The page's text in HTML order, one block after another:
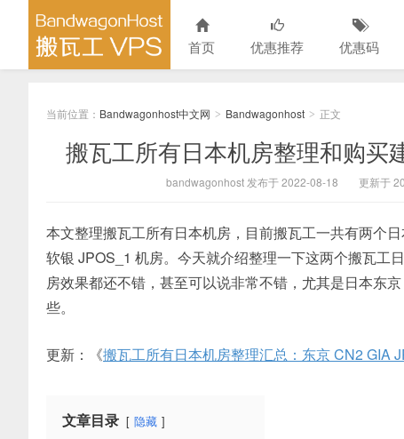
首页 优惠推荐 优惠码
当前位置： Bandwagonhost中文网 > Bandwagonhost > 正文
搬瓦工所有日本机房整理和购买
bandwagonhost 发布于 2022-08-18 更新于
本文整理搬瓦工所有日本机房，目前搬瓦工一共有两个
软银 JPOS_1 机房。今天就介绍整理一下这两个搬瓦工
房效果都还不错，甚至可以说非常不错，尤其是日本东
些。
更新：《搬瓦工所有日本机房整理汇总：东京 CN2 GIA
文章目录 隐藏